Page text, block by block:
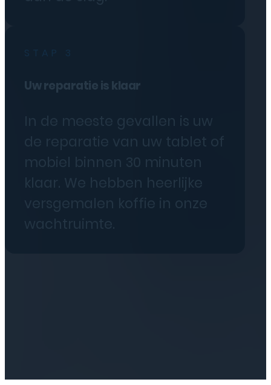
STAP 3
Uw reparatie is klaar
In de meeste gevallen is uw
de reparatie van uw tablet of
mobiel binnen 30 minuten
klaar. We hebben heerlijke
versgemalen koffie in onze